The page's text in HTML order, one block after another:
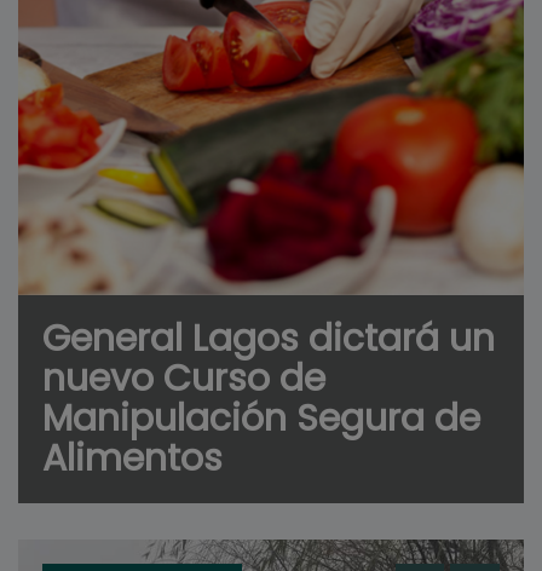
General Lagos dictará un
nuevo Curso de
Manipulación Segura de
Alimentos